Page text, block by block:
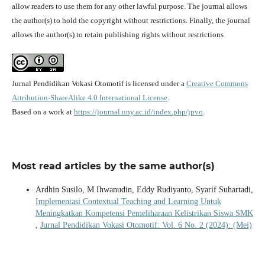
allow readers to use them for any other lawful purpose. The journal allows
the author(s) to hold the copyright without restrictions. Finally, the journal
allows the author(s) to retain publishing rights without restrictions
Jurnal Pendidikan Vokasi Otomotif is licensed under a Creative Commons
Attribution-ShareAlike 4.0 International License.
Based on a work at https://journal.uny.ac.id/index.php/jpvo.
Most read articles by the same author(s)
Ardhin Susilo, M Ihwanudin, Eddy Rudiyanto, Syarif Suhartadi,
Implementasi Contextual Teaching and Learning Untuk
Meningkatkan Kompetensi Pemeliharaan Kelistrikan Siswa SMK
, Jurnal Pendidikan Vokasi Otomotif: Vol. 6 No. 2 (2024): (Mei)